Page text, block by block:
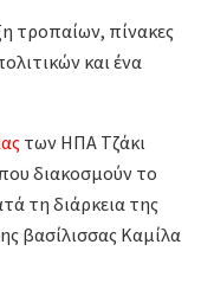
τροπαίων, πίνακες
και ένα
των ΗΠΑ Τζάκι
διακοσμούν το
τη διάρκεια της
βασίλισσας Καμίλα